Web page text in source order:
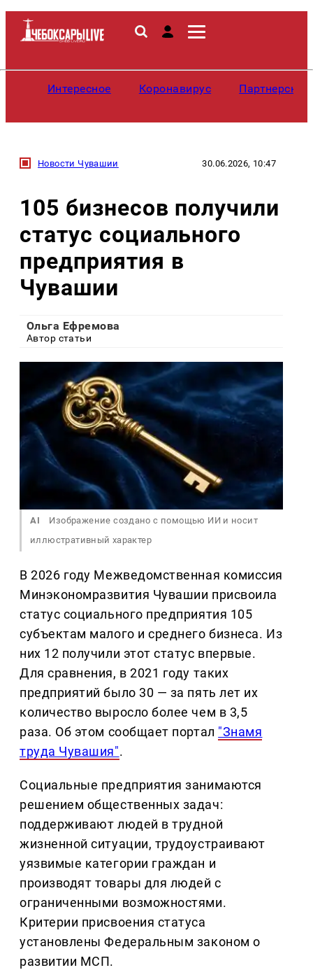
Интересное Коронавирус
Новости Чувашии 30.06.2026, 10:47
105 бизнесов получили
статус социального
предприятия в
Чувашии
Ольга Ефремова
Автор статьи
AI
Изображение создано с помощью ИИ и носит
иллюстративный характер
В 2026 году Межведомственная комиссия
Минэкономразвития Чувашии присвоила
статус социального предприятия 105
субъектам малого и среднего бизнеса. Из
них 12 получили этот статус впервые.
Для сравнения, в 2021 году таких
предприятий было 30 — за пять лет их
количество выросло более чем в 3,5
раза. Об этом сообщает портал "Знамя
труда Чувашия".
Социальные предприятия занимаются
решением общественных задач:
поддерживают людей в трудной
жизненной ситуации, трудоустраивают
уязвимые категории граждан и
производят товары для людей с
ограниченными возможностями.
Критерии присвоения статуса
установлены Федеральным законом о
развитии МСП.